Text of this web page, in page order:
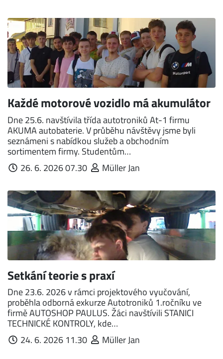
Každé motorové vozidlo má akumulátor
Dne 25.6. navštívila třída autotroniků At-1 firmu
AKUMA autobaterie. V průběhu návštěvy jsme byli
seznámeni s nabídkou služeb a obchodním
sortimentem firmy. Studentům…
26. 6. 2026 07.30
Müller Jan
Setkání teorie s praxí
Dne 23.6. 2026 v rámci projektového vyučování,
proběhla odborná exkurze Autotroniků 1.ročníku ve
firmě AUTOSHOP PAULUS. Žáci navštívili STANICI
TECHNICKÉ KONTROLY, kde…
24. 6. 2026 11.30
Müller Jan